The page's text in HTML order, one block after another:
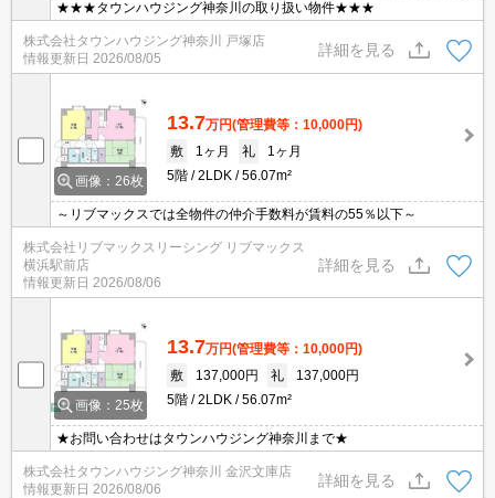
★★★タウンハウジング神奈川の取り扱い物件★★★
株式会社タウンハウジング神奈川 戸塚店
情報更新日 2026/08/05
詳細を見る
画像：26枚
13.7万円(管理費等：10,000円)
敷
1ヶ月 礼
1ヶ月
5階
2LDK 56.07m²
～リブマックスでは全物件の仲介手数料が賃料の55％以下～
株式会社リブマックスリーシング リブマックス
横浜駅前店
情報更新日 2026/08/06
詳細を見る
画像：25枚
13.7万円(管理費等：10,000円)
敷
137,000円 礼
137,000円
5階
2LDK 56.07m²
★お問い合わせはタウンハウジング神奈川まで★
株式会社タウンハウジング神奈川 金沢文庫店
情報更新日 2026/08/06
詳細を見る